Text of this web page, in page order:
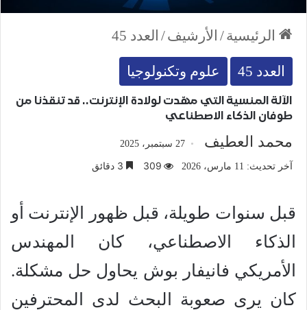
الرئيسية/ الأرشيف/ العدد 45
العدد 45 علوم وتكنولوجيا
الآلة المنسية التي مهّدت لولادة الإنترنت.. قد تنقذنا من
طوفان الذكاء الاصطناعي
محمد العطيف 27 سبتمبر، 2025
آخر تحديث: 11 مارس، 2026 309
قبل سنوات طويلة، قبل ظهور الإنترنت أو
الذكاء الاصطناعي، كان المهندس
الأمريكي فانيفار بوش يحاول حل مشكلة.
كان يرى صعوبة البحث لدى المحترفين